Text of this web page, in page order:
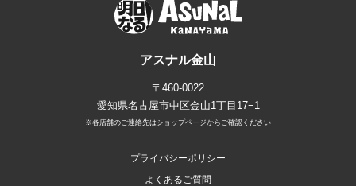
アスナル金山
〒460-0022
愛知県名古屋市中区金山1丁目17−1
※各店舗のご連絡先はショップページからご確認ください
プライバシーポリシー
よくあるご質問